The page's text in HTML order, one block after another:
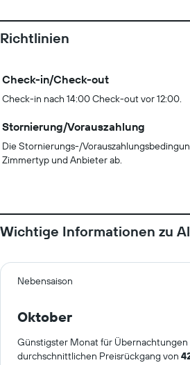
Richtlinien
Check-in/Check-out
Check-in nach 14:00 Check-out vor 12:00.
Stornierung/Vorauszahlung
Die Stornierungs-/
Zimmertyp und Anbieter ab.
Wichtige Informationen zu
Nebensaison
Oktober
Günstigster Monat für Übernachtungen
durchschnittlichen Preisrückgang von